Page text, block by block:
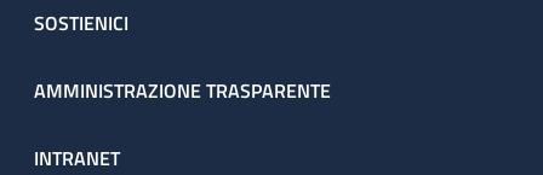
SOSTIENICI
AMMINISTRAZIONE TRASPARENTE
INTRANET